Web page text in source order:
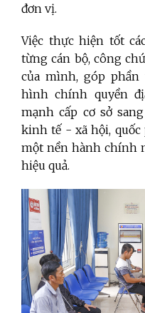
đơn vị.
Việc thực hiện tốt
từng cán bộ, công
của mình, góp
hình chính quyền
mạnh cấp cơ sở
kinh tế - xã hội,
một nền hành chính
hiệu quả.